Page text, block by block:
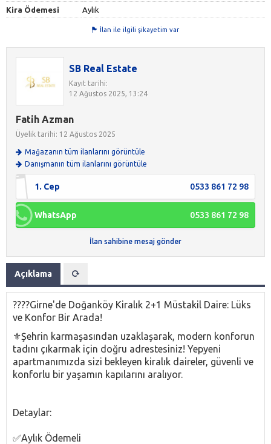
Kira Ödemesi
Aylık
İlan ile ilgili şikayetim var
SB Real Estate
Kayıt tarihi:
12 Ağustos 2025, 13:24
Fatih Azman
Üyelik tarihi: 12 Ağustos 2025
Mağazanın tüm ilanlarını görüntüle
Danışmanın tüm ilanlarını görüntüle
1. Cep 0533 861 72 98
WhatsApp 0533 861 72 98
İlan sahibine mesaj gönder
Açıklama
????Girne'de Doğanköy Kiralık 2+1 Müstakil Daire: Lüks
ve Konfor Bir Arada!
⚜️Şehrin karmaşasından uzaklaşarak, modern konforun
tadını çıkarmak için doğru adrestesiniz! Yepyeni
apartmanımızda sizi bekleyen kiralık daireler, güvenli ve
konforlu bir yaşamın kapılarını aralıyor.
Detaylar:
✅Aylık Ödemeli